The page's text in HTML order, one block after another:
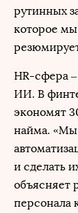
рутинных
которое
HR-сфера
ИИ. В
экономят
найма. «Мы
и сделать
объясняет
персонала